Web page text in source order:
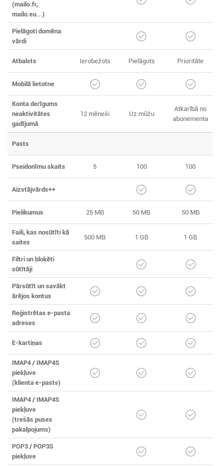
(mailo.fr,
mailo.eu...)
Pielāgoti domēna
vārdi
Atbalsts Ierobežots Pielāgots Prioritāte
Mobilā lietotne
Konta derīgums
neaktivitātes
gadījumā
12 mēneši Uz mūžu
Atkarībā no
abonementa
Pasts
Pseidonīmu skaits 5 100 100
Aizstājvārds++
Pielikumus 25 MB 50 MB 50 MB
Faili, kas nosūtīti kā
saites
500 MB 1 GB 1 GB
Filtri un bloķēti
sūtītāji
Pārsūtīt un savākt
ārējos kontus
Reģistrētas e-pasta
adreses
E-kartiņas
IMAP4 / IMAP4S
piekļuve
(klienta e-pasts)
IMAP4 / IMAP4S
piekļuve
(trešās puses
pakalpojums)
POP3 / POP3S
piekļuve